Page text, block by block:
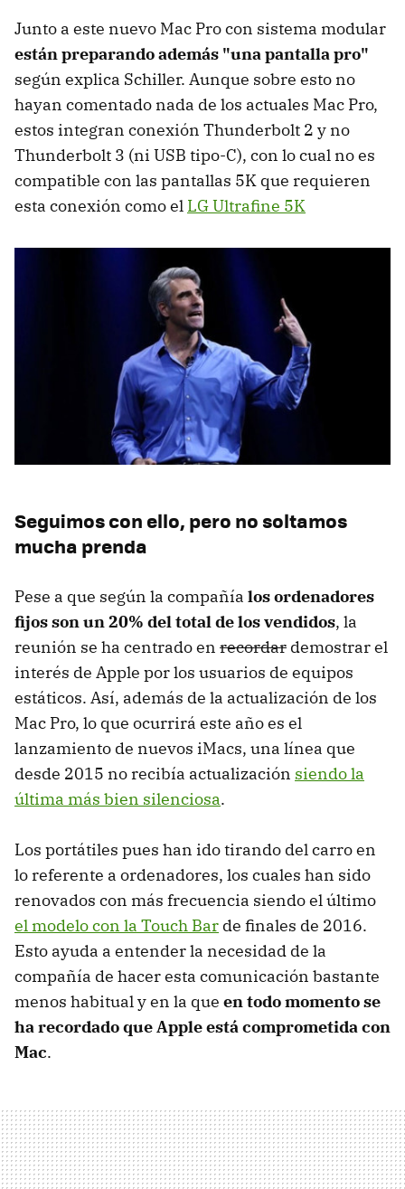
Junto a este nuevo Mac Pro con sistema modular
están preparando además "una pantalla pro"
según explica Schiller. Aunque sobre esto no
hayan comentado nada de los actuales Mac Pro,
estos integran conexión Thunderbolt 2 y no
Thunderbolt 3 (ni USB tipo-C), con lo cual no es
compatible con las pantallas 5K que requieren
esta conexión como el LG Ultrafine 5K
Seguimos con ello, pero no soltamos
mucha prenda
Pese a que según la compañía los ordenadores
fijos son un 20% del total de los vendidos, la
reunión se ha centrado en recordar demostrar el
interés de Apple por los usuarios de equipos
estáticos. Así, además de la actualización de los
Mac Pro, lo que ocurrirá este año es el
lanzamiento de nuevos iMacs, una línea que
desde 2015 no recibía actualización siendo la
última más bien silenciosa.
Los portátiles pues han ido tirando del carro en
lo referente a ordenadores, los cuales han sido
renovados con más frecuencia siendo el último
el modelo con la Touch Bar de finales de 2016.
Esto ayuda a entender la necesidad de la
compañía de hacer esta comunicación bastante
menos habitual y en la que en todo momento se
ha recordado que Apple está comprometida con
Mac.